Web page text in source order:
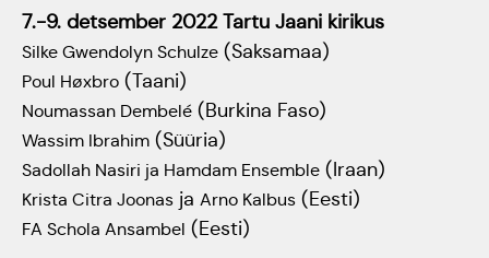
galakontsert
Vanemuise
kontserdimajas
25.november 2023
ERM tantsib
Anne
Masing-
Luik
7.-9. detsember 2022 Tartu Jaani kirikus
Silke Gwendolyn Schulze (Saksamaa)
Poul Høxbro (Taani)
Noumassan Dembelé (Burkina Faso)
Wassim Ibrahim (Süüria)
Sadollah Nasiri ja Hamdam Ensemble (Iraan)
Krista Citra Joonas ja Arno Kalbus (Eesti)
FA Schola Ansambel (Eesti)